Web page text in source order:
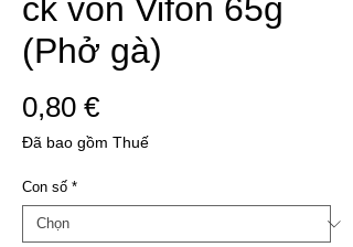
ck von Vifon 65g
(Phở gà)
0,80 €Giá
Đã bao gồm Thuế
Con số *